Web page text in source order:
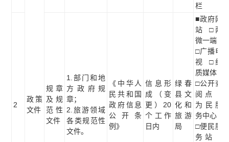
政策
文件
栏
2
规章
及规
范性
文件
1.部门和地
方政府规
章；
2.旅游领域
各类规范性
文件。
《中华人
民共和国
政府信息
公开条
例》
信息形
成（变
更）20
个工作
日内
绿春
县文
化和
旅游
局
■政府网
站 □两
微一端
□广播电
视 □纸
质媒体
□公开查
阅点 □
为民服
务中心
□便民服
务站 □